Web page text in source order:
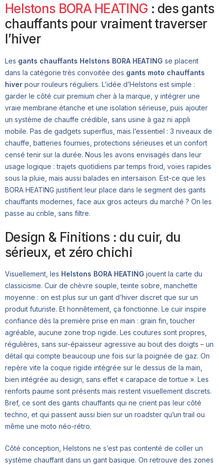
Helstons BORA HEATING : des gants
chauffants pour vraiment traverser
l’hiver
Les gants chauffants Helstons BORA HEATING se placent
dans la catégorie très convoitée des gants moto chauffants
hiver pour rouleurs réguliers. L’idée d’Helstons est simple :
garder le côté cuir premium cher à la marque, y intégrer une
vraie membrane étanche et une isolation sérieuse, puis ajouter
un système de chauffe crédible, sans usine à gaz ni appli
mobile. Pas de gadgets superflus, mais l’essentiel : 3 niveaux de
chauffe, batteries fournies, protections sérieuses et un confort
censé tenir sur la durée. Nous les avons envisagés dans leur
usage logique : trajets quotidiens par temps froid, voies rapides
sous la pluie, mais aussi balades en intersaison. Est-ce que les
BORA HEATING justifient leur place dans le segment des gants
chauffants modernes, face aux gros acteurs du marché ? On les
passe au crible, sans filtre.
Design & Finitions : du cuir, du
sérieux, et zéro chichi
Visuellement, les Helstons BORA HEATING jouent la carte du
classicisme. Cuir de chèvre souple, teinte sobre, manchette
moyenne : on est plus sur un gant d’hiver discret que sur un
produit futuriste. Et honnêtement, ça fonctionne. Le cuir inspire
confiance dès la première prise en main : grain fin, toucher
agréable, aucune zone trop rigide. Les coutures sont propres,
régulières, sans sur-épaisseur agressive au bout des doigts – un
détail qui compte beaucoup une fois sur la poignée de gaz. On
repère vite la coque rigide intégrée sur le dessus de la main,
bien intégrée au design, sans effet « carapace de tortue ». Les
renforts paume sont présents mais restent visuellement discrets.
Bref, ce sont des gants chauffants qui ne crient pas leur côté
techno, et qui passent aussi bien sur un roadster qu’un trail ou
même une moto néo-rétro.
Côté conception, Helstons ne s’est pas contenté de coller un
système chauffant dans un gant basique. On retrouve des zones